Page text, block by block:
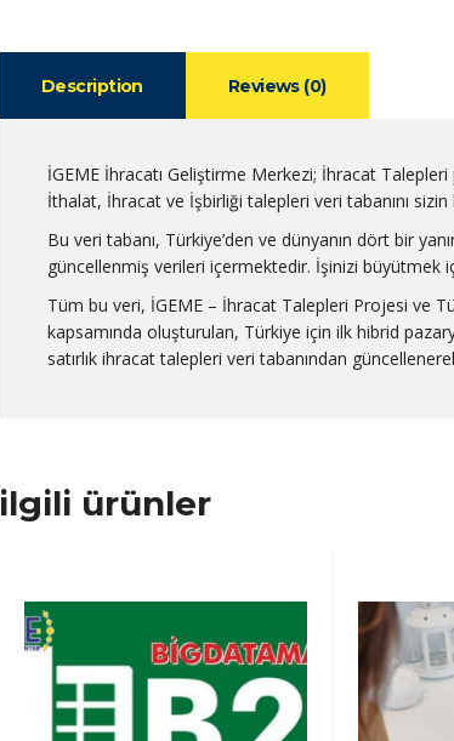
Description Reviews (0)
İGEME İhracatı Geliştirme Merkezi; İhracat
İthalat, İhracat ve İşbirliği talepleri veri tabanını sizin
Bu veri tabanı, Türkiye’den ve dünyanın dört bir
güncellenmiş verileri içermektedir. İşinizi büyütmek
Tüm bu veri, İGEME – İhracat Talepleri Projesi ve
kapsamında oluşturulan, Türkiye için ilk hibrid
satırlık ihracat talepleri veri tabanından
ilgili ürünler